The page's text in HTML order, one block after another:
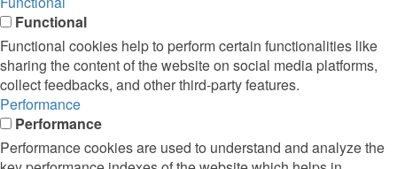
Functional
Functional cookies help to perform certain functionalities like
sharing the content of the website on social media platforms,
collect feedbacks, and other third-party features.
Performance
Performance
Performance cookies are used to understand and analyze the